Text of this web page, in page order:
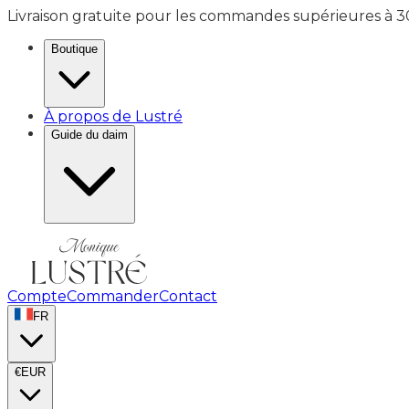
Livraison gratuite pour les commandes supérieures à
Boutique
À propos de Lustré
Guide du daim
CompteCommanderContact
FR
€EUR